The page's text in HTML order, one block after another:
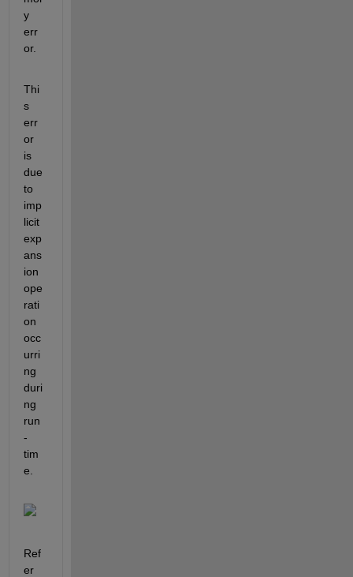
y
err
or.
Thi
s
err
or
is
due
to
imp
licit
exp
ans
ion
ope
rati
on
occ
urri
ng
duri
ng
run
-
tim
e.
Ref
er